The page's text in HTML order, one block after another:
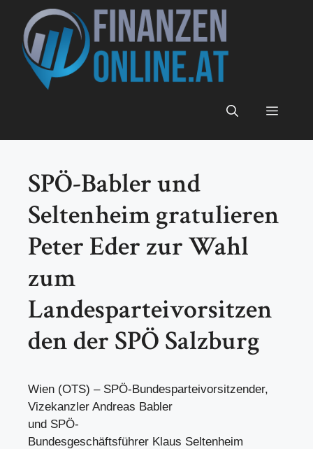
Inhalt
springen
Menü
SPÖ-Babler und
Seltenheim gratulieren
Peter Eder zur Wahl
zum
Landesparteivorsitzen
den der SPÖ Salzburg
Wien (OTS) – SPÖ-Bundesparteivorsitzender,
Vizekanzler Andreas Babler
und SPÖ-
Bundesgeschäftsführer Klaus Seltenheim